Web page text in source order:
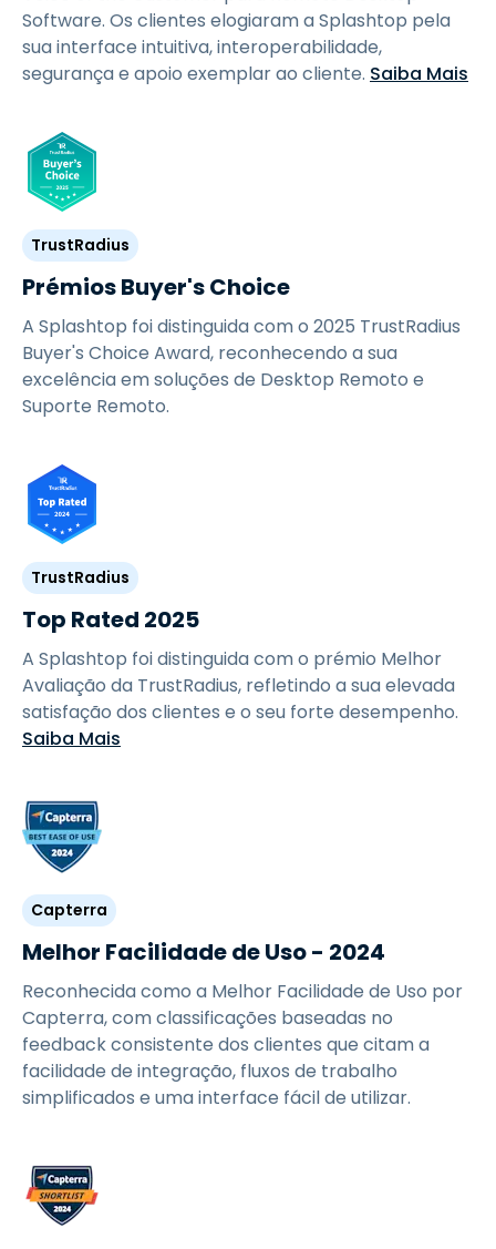
Software. Os clientes elogiaram a Splashtop pela
sua interface intuitiva, interoperabilidade,
segurança e apoio exemplar ao cliente. Saiba Mais
TrustRadius
Prémios Buyer's Choice
A Splashtop foi distinguida com o 2025 TrustRadius
Buyer's Choice Award, reconhecendo a sua
excelência em soluções de Desktop Remoto e
Suporte Remoto.
TrustRadius
Top Rated 2025
A Splashtop foi distinguida com o prémio Melhor
Avaliação da TrustRadius, refletindo a sua elevada
satisfação dos clientes e o seu forte desempenho.
Saiba Mais
Capterra
Melhor Facilidade de Uso - 2024
Reconhecida como a Melhor Facilidade de Uso por
Capterra, com classificações baseadas no
feedback consistente dos clientes que citam a
facilidade de integração, fluxos de trabalho
simplificados e uma interface fácil de utilizar.